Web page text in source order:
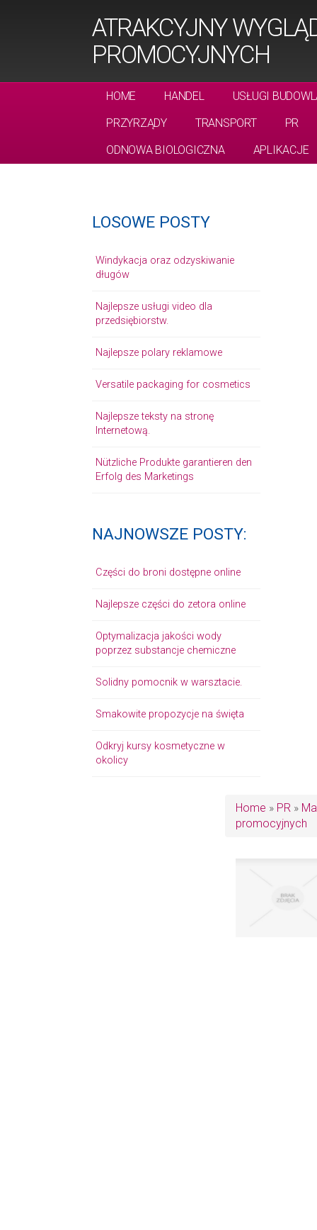
ATRAKCYJNY
PROMOCYJNYCH
HOME HANDEL
USŁUGI
PRZYRZĄDY
TRANSPORT
PR
ODNOWA BIOLOGICZNA
APLIKACJE
LOSOWE POSTY
Windykacja oraz odzyskiwanie
długów
Najlepsze usługi video dla
przedsiębiorstw.
Najlepsze polary reklamowe
Versatile packaging for cosmetics
Najlepsze teksty na stronę
Internetową.
Nützliche Produkte garantieren den
Erfolg des Marketings
NAJNOWSZE POSTY:
Części do broni dostępne online
Najlepsze części do zetora online
Optymalizacja jakości wody
poprzez substancje chemiczne
Solidny pomocnik w warsztacie.
Smakowite propozycje na święta
Odkryj kursy kosmetyczne w
okolicy
Home » PR»
promocyjnych